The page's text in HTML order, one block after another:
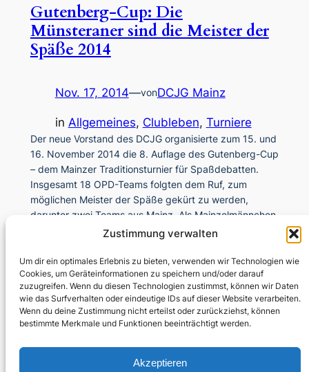
Zustimmung verwalten
Um dir ein optimales Erlebnis zu bieten, verwenden wir Technologien wie
Cookies, um Geräteinformationen zu speichern und/oder darauf
zuzugreifen. Wenn du diesen Technologien zustimmst, können wir Daten
wie das Surfverhalten oder eindeutige IDs auf dieser Website verarbeiten.
Wenn du deine Zustimmung nicht erteilst oder zurückziehst, können
bestimmte Merkmale und Funktionen beeinträchtigt werden.
Akzeptieren
Gutenberg-Cup: Die
Münsteraner sind die Meister der
Späße 2014
Nov. 17, 2014—vonDCJG Mainz
in Allgemeines, Clubleben, Turniere
Der neue Vorstand des DCJG organisierte zum 15. und
16. November 2014 die 8. Auflage des Gutenberg-Cup
– dem Mainzer Traditionsturnier für Spaßdebatten.
Insgesamt 18 OPD-Teams folgten dem Ruf, zum
möglichen Meister der Späße gekürt zu werden,
darunter zwei Teams aus Mainz. Als Mainzelmännchen
traten zum einen DCJG Alt-Präsident Christian